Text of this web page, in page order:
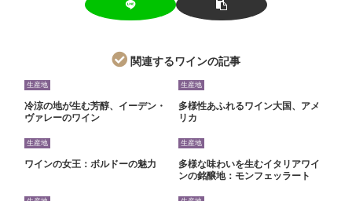
関連するワインの記事
生産地
冷涼の地が生む芳醇、イーデン・
ヴァレーのワイン
生産地
多様性あふれるワイン大国、アメ
リカ
生産地
ワインの女王：ボルドーの魅力
生産地
多様な味わいを生むイタリアワイ
ンの銘醸地：モンフェッラート